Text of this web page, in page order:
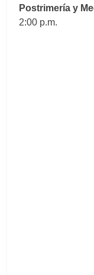
Postrimería y
2:00 p.m.